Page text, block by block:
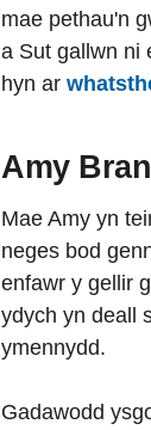
mae pethau'n
a Sut gallwn ni
hyn ar
Amy
Mae Amy yn
neges bod
enfawr y gellir
ydych yn deall
ymennydd.
Gadawodd